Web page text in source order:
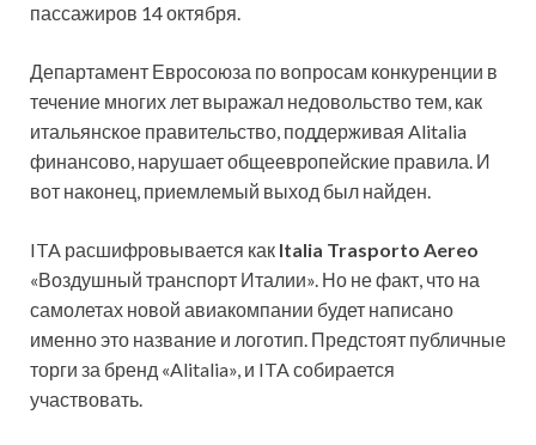
пассажиров 14 октября.
Департамент Евросоюза по вопросам конкуренции в
течение многих лет выражал недовольство тем, как
итальянское правительство, поддерживая Alitalia
финансово, нарушает общеевропейские правила. И
вот наконец, приемлемый выход был найден.
ITA расшифровывается как Italia Trasporto Aereo
«Воздушный транспорт Италии». Но не факт, что на
самолетах новой авиакомпании будет написано
именно это название и логотип. Предстоят публичные
торги за бренд «Alitalia», и ITA собирается
участвовать.